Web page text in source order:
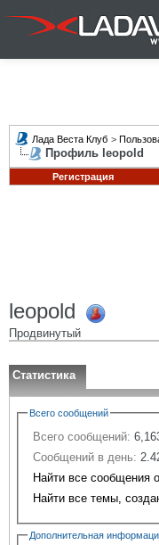
Лада Веста Клуб >
Профиль leopold
Регистрация
leopold
Продвинутый
Статистика
Всего сообщений
Всего сообщений:
Сообщений в день:
Найти все сообщения
Найти все темы,
Дополнительная